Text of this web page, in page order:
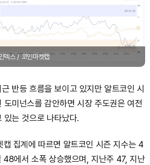
덱스 / 코인마켓캡
반등 흐름을 보이고 있지만 알트코인 시
도미넌스를 감안하면 시장 주도권은 여전
있는 것으로 나타났다.
캡 집계에 따르면 알트코인 시즌 지수는 4
48에서 소폭 상승했으며, 지난주 47, 지난